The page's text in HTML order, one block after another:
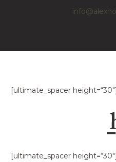
[ultimate_spacer height=“30″]
[ultimate_spacer height=“30″]